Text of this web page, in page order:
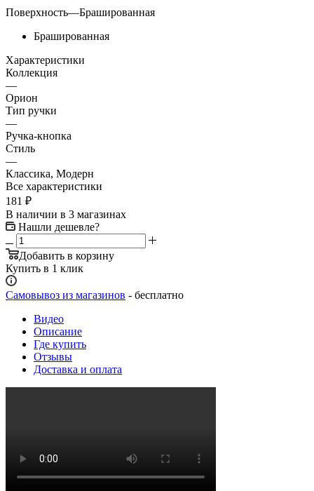
Поверхность—Брашированная
Брашированная
Характеристики
Коллекция
—
Орион
Тип ручки
—
Ручка-кнопка
Стиль
—
Классика, Модерн
Все характеристики
181 ₽
В наличии в 3 магазинах
Нашли дешевле?
Добавить в корзину
Купить в 1 клик
Самовывоз из магазинов - бесплатно
Видео
Описание
Где купить
Отзывы
Доставка и оплата